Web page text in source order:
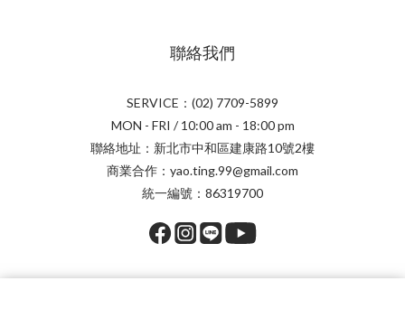
聯絡我們
SERVICE：(02) 7709-5899
MON - FRI / 10:00 am - 18:00 pm
聯絡地址：新北市中和區建康路10號2樓
商業合作：yao.ting.99@gmail.com
統一編號：86319700